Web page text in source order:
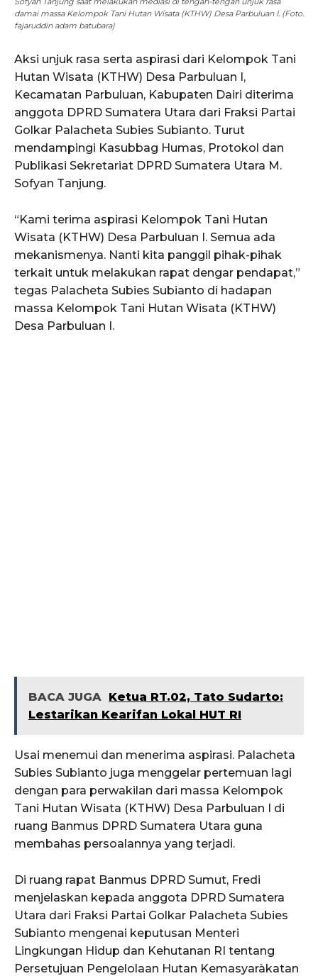
damai massa Kelompok Tani Hutan Wisata (KTHW) Desa Parbuluan I. (Foto.
fajaruddin adam batubara)
Aksi unjuk rasa serta aspirasi dari Kelompok Tani
Hutan Wisata (KTHW) Desa Parbuluan I,
Kecamatan Parbuluan, Kabupaten Dairi diterima
anggota DPRD Sumatera Utara dari Fraksi Partai
Golkar Palacheta Subies Subianto. Turut
mendampingi Kasubbag Humas, Protokol dan
Publikasi Sekretariat DPRD Sumatera Utara M.
Sofyan Tanjung.
“Kami terima aspirasi Kelompok Tani Hutan
Wisata (KTHW) Desa Parbuluan I. Semua ada
mekanismenya. Nanti kita panggil pihak-pihak
terkait untuk melakukan rapat dengar pendapat,”
tegas Palacheta Subies Subianto di hadapan
massa Kelompok Tani Hutan Wisata (KTHW)
Desa Parbuluan I.
BACA JUGA
Ketua RT.02, Tato Sudarto:
Lestarikan Kearifan Lokal HUT RI
Usai menemui dan menerima aspirasi. Palacheta
Subies Subianto juga menggelar pertemuan lagi
dengan para perwakilan dari massa Kelompok
Tani Hutan Wisata (KTHW) Desa Parbuluan I di
ruang Banmus DPRD Sumatera Utara guna
membahas persoalannya yang terjadi.
Di ruang rapat Banmus DPRD Sumut, Fredi
menjelaskan kepada anggota DPRD Sumatera
Utara dari Fraksi Partai Golkar Palacheta Subies
Subianto mengenai keputusan Menteri
Lingkungan Hidup dan Kehutanan RI tentang
Persetujuan Pengelolaan Hutan Kemasyaràkatan